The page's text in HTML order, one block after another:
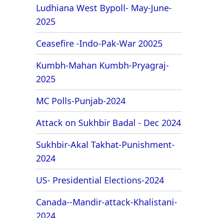
Ludhiana West Bypoll- May-June-
2025
Ceasefire -Indo-Pak-War 20025
Kumbh-Mahan Kumbh-Pryagraj-
2025
MC Polls-Punjab-2024
Attack on Sukhbir Badal - Dec 2024
Sukhbir-Akal Takhat-Punishment-
2024
US- Presidential Elections-2024
Canada--Mandir-attack-Khalistani-
2024